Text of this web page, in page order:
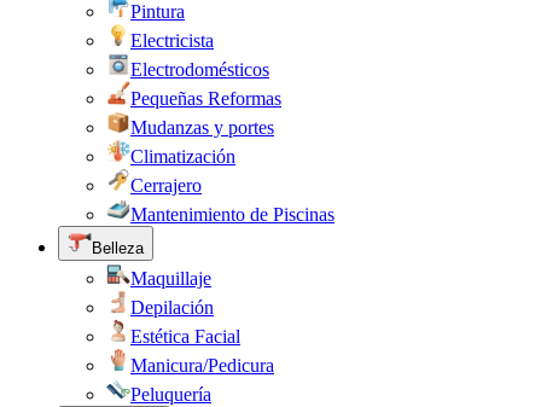
Pintura
Electricista
Electrodomésticos
Pequeñas Reformas
Mudanzas y portes
Climatización
Cerrajero
Mantenimiento de Piscinas
Belleza
Maquillaje
Depilación
Estética Facial
Manicura/Pedicura
Peluquería